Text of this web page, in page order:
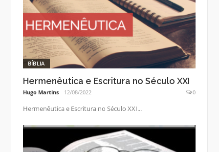
BÍBLIA
Hermenêutica e Escritura no Século XXI
Hugo Martins 12/08/2022 0
Hermenêutica e Escritura no Século XXI...